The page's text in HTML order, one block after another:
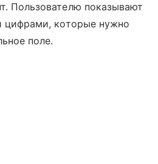
Пользователю показывают
цифрами, которые нужно
поле.